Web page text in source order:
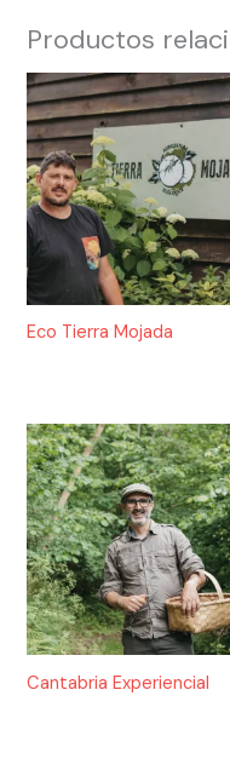
Productos
Eco Tierra Mojada
Cantabria Experiencial